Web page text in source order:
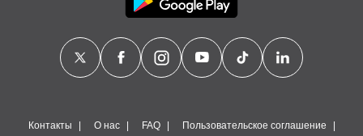
Контакты О нас FAQ Пользовательское соглашение